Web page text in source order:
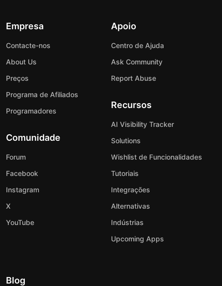
Empresa
Contacte-nos
About Us
Preços
Programa de Afiliados
Programadores
Comunidade
Forum
Facebook
Instagram
X
YouTube
Apoio
Centro de Ajuda
Ask Community
Report Abuse
Recursos
AI Visibility Tracker
Solutions
Wishlist de Funcionalidades
Tutoriais
Integrações
Alternativas
Indústrias
Upcoming Apps
Blog